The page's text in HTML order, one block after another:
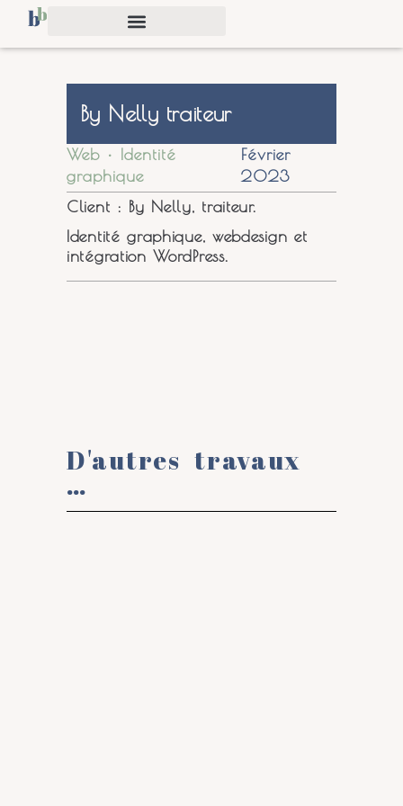
By Nelly traiteur
Web • Identité
graphique
Février
2023
Client : By Nelly, traiteur.
Identité graphique, webdesign et
intégration WordPress.
D'autres travaux
…